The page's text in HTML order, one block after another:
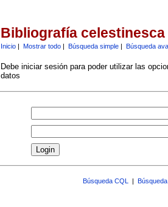
Bibliografía celestinesca
Inicio| Mostrar todo| Búsqueda simple| Búsqueda
Debe iniciar sesión para poder utilizar las
datos
Búsqueda CQL |